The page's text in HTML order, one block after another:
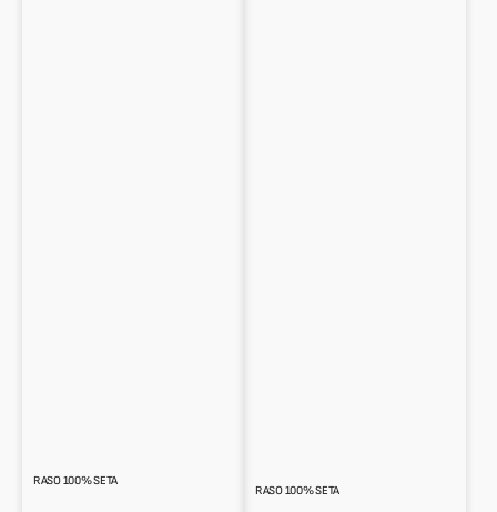
RASO 100% SETA
RASO 100% SETA